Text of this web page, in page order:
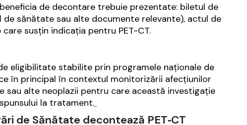
de decontare trebuie prezentate: biletul de
sănătate sau alte documente relevante), actul de
susțin indicația pentru PET-CT.
eligibilitate stabilite prin programele naționale de
în principal în contextul monitorizării afecțiunilor
sau alte neoplazii pentru care această investigație
la tratament.
de Sănătate decontează PET‑CT